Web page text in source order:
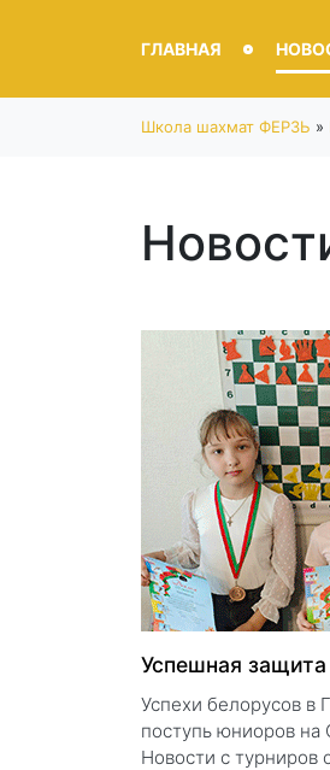
ГЛАВНАЯ
Школа шахмат ФЕРЗЬ »
Успешная защита
Успехи белорусов в
поступь юниоров на
Новости с турниров